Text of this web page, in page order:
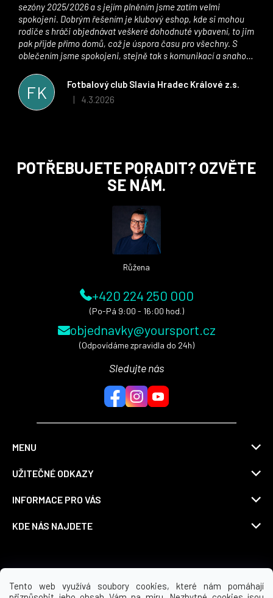
Tento web využívá soubory cookies, které nám pomáhají
FK
Fotbalový club Slavia Hradec Králové z.s.
Hodnocení obchodu je 5 z 5 hvězdiček.
| 4.3.2026
sezóny 2025/2026 a s jejím plněním jsme zatím velmi
spokojeni. Dobrým řešením je klubový eshop, kde si mohou
rodiče s hráči objednávat veškeré dohodnuté vybavení, to jim
pak přijde přímo domů, což je úspora času pro všechny. S
oblečením jsme spokojeni, stejně tak s komunikací a snahou
stran. Věříme, že v tomto duchu bude spolupráce pokračovat
i nadále, nyní už začínáme řešit i první sady dresů ;)
POTŘEBUJETE PORADIT? OZVĚTE
SE NÁM.
Růžena
+420 224 250 000
(Po-Pá 9:00 - 16:00 hod.)
objednavky@yoursport.cz
(Odpovídáme zpravidla do 24h)
Sledujte nás
MENU
UŽITEČNÉ ODKAZY
INFORMACE PRO VÁS
KDE NÁS NAJDETE
Možnosti dopravy